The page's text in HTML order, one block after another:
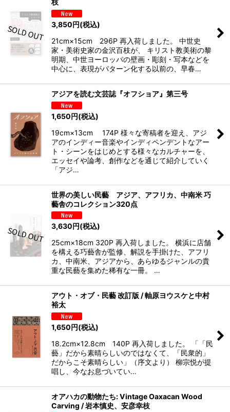
枝
3,850円(税込)
21cm×15cm 296P 再入荷しました。 中世史
家・美術史家の金沢百枝が、 キリスト教美術の黎
明期、中世ヨーロッパの壁画・彫刻・写本などを
中心に、表現がパターン化する以前の、早春…
アジアを読む文芸誌『オフショア』第三号
1,650円(税込)
19cm×13cm 174P 様々な寄稿者を迎え、アジ
アのインディー音楽やインディペンデントなアー
ト・シーンをはじめとする様々なカルチャーを、
エッセイや論考、創作などを通じて紹介していく
「アジ…
世界の美しい民藝 アジア、アフリカ、中南米 巧
藝舎のコレクション320点
3,630円(税込)
25cm×18cm 320P 再入荷しました。 横浜に店舗
を構える巧藝舎が監修、解説を手掛けた、アフリ
カ、中南米、アジアから、あらゆるジャンルの貴
重な民藝を集めた稀有な一冊。 …
アウト・オブ・民藝 改訂版 / 軸原ヨウスケと中村
裕太
1,650円(税込)
18.2cm×12.8cm 140P 再入荷しました。 「「民
藝」だから素晴らしいのではなくて、「民衆的」
だからこそ素晴らしい」（序文より） 柳宗悦が提
唱し、今なお息づいてい…
オアハカの動物たち: Vintage Oaxacan Wood
Carving / 岩本慎史、安彦幸枝